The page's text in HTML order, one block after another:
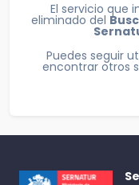
El servicio que
eliminado del
Puedes seguir
encontrar otros